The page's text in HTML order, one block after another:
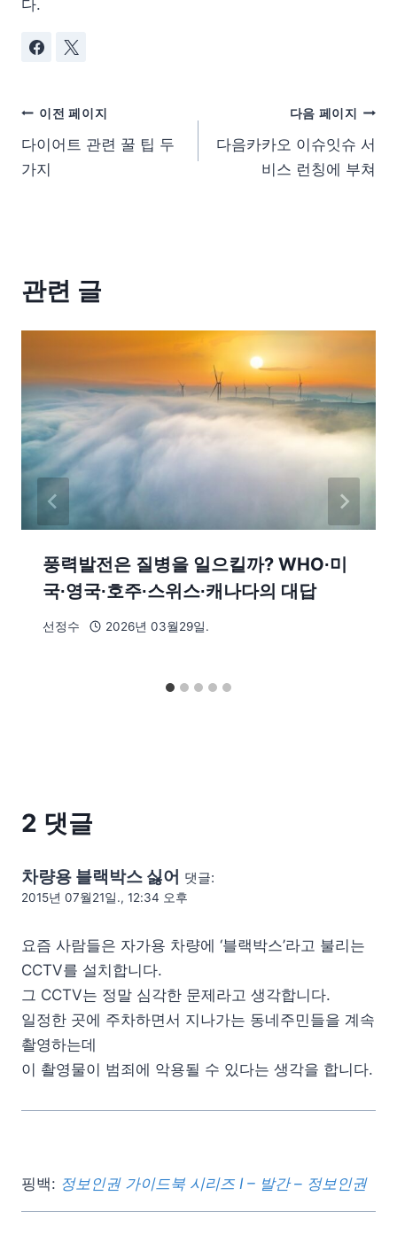
다.
이전 페이지
다이어트 관련 꿀 팁 두
가지
다음 페이지
다음카카오 이슈잇슈 서
비스 런칭에 부쳐
관련 글
풍력발전은 질병을 일으킬까? WHO∙미
국∙영국∙호주∙스위스∙캐나다의 대답
선정수 2026년 03월29일.
2 댓글
차량용 블랙박스 싫어 댓글:
2015년 07월21일., 12:34 오후
요즘 사람들은 자가용 차량에 ‘블랙박스’라고 불리는
CCTV를 설치합니다.
그 CCTV는 정말 심각한 문제라고 생각합니다.
일정한 곳에 주차하면서 지나가는 동네주민들을 계속
촬영하는데
이 촬영물이 범죄에 악용될 수 있다는 생각을 합니다.
핑백: 정보인권 가이드북 시리즈 I – 발간 – 정보인권